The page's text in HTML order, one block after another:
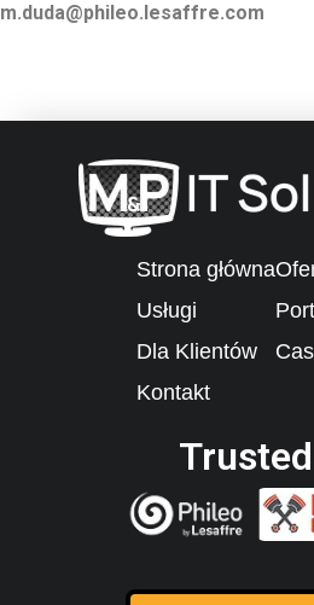
m.duda@phileo.lesaffre.com
Strona główna
Usługi
Dla Klientów
Kontakt